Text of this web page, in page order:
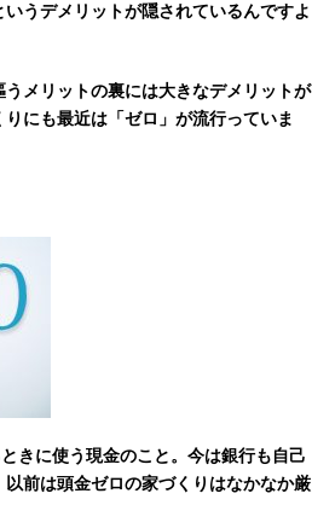
うデメリットが隠されているんですよ
メリットの裏には大きなデメリットが
にも最近は「ゼロ」が流行っていま
きに使う現金のこと。今は銀行も自己
前は頭金ゼロの家づくりはなかなか厳